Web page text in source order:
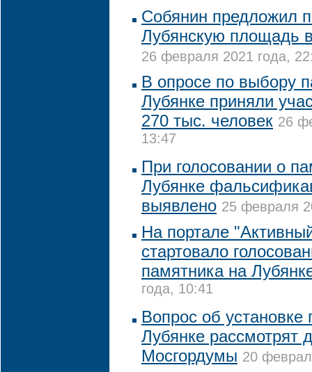
Собянин предложил
Лубянскую площадь
26 февраля 2021 года,
В опросе по выбору
Лубянке приняли
270 тыс. человек 26
13:47
При голосовании о
Лубянке
выявлено 25 февраля
На портале
стартовало
памятника на
года, 10:41
Вопрос об установке
Лубянке рассмотрят
Мосгордумы 20